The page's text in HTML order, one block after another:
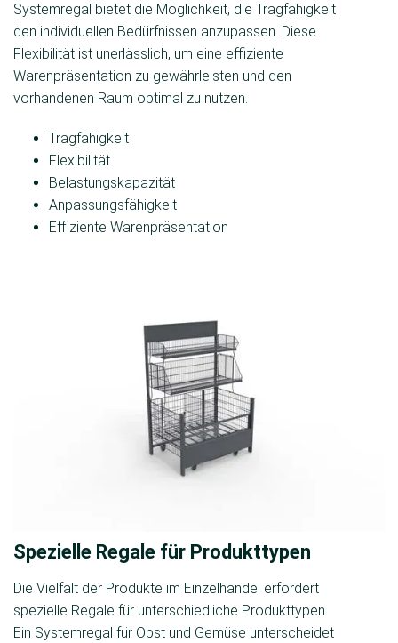
Systemregal bietet die Möglichkeit, die Tragfähigkeit
den individuellen Bedürfnissen anzupassen. Diese
Flexibilität ist unerlässlich, um eine effiziente
Warenpräsentation zu gewährleisten und den
vorhandenen Raum optimal zu nutzen.
Tragfähigkeit
Flexibilität
Belastungskapazität
Anpassungsfähigkeit
Effiziente Warenpräsentation
Spezielle Regale für Produkttypen
Die Vielfalt der Produkte im Einzelhandel erfordert
spezielle Regale für unterschiedliche Produkttypen.
Ein Systemregal für Obst und Gemüse unterscheidet